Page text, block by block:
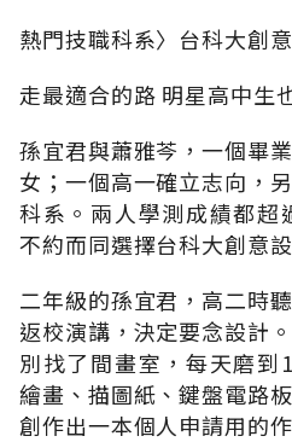
熱門技職科系〉台科大創
走最適合的路 明星高中生
孫宜君與蕭雅芩，一個畢
女；一個高一確立志向，
科系。兩人學測成績都超
不約而同選擇台科大創意
二年級的孫宜君，高二時
返校演講，決定要念設計
別找了間畫室，每天磨到
繪畫、描圖紙、鍵盤電路
創作出一本個人申請用的